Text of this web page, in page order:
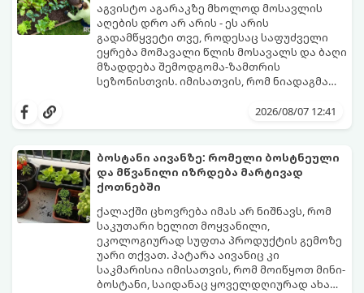
აგვისტო აგარაკზე მხოლოდ მოსავლის
აღების დრო არ არის - ეს არის
გადამწყვეტი თვე, როდესაც საფუძველი
ეყრება მომავალი წლის მოსავალს და ბაღი
მზადდება შემოდგომა-ზამთრის
სეზონისთვის. იმისათვის, რომ ნიადაგმა
ზამთარს გაუძლონ, აგვისტოს ბოლომდე 5
2026/08/07 12:41
ბოსტანი აივანზე: რომელი ბოსტნეული
და მწვანილი იზრდება მარტივად
ქოთნებში
ქალაქში ცხოვრება იმას არ ნიშნავს, რომ
საკუთარი ხელით მოყვანილი,
ეკოლოგიურად სუფთა პროდუქტის გემოზე
უარი თქვათ. პატარა აივანიც კი
საკმარისია იმისათვის, რომ მოიწყოთ მინი-
ბოსტანი, საიდანაც ყოველდღიურად ახალ,